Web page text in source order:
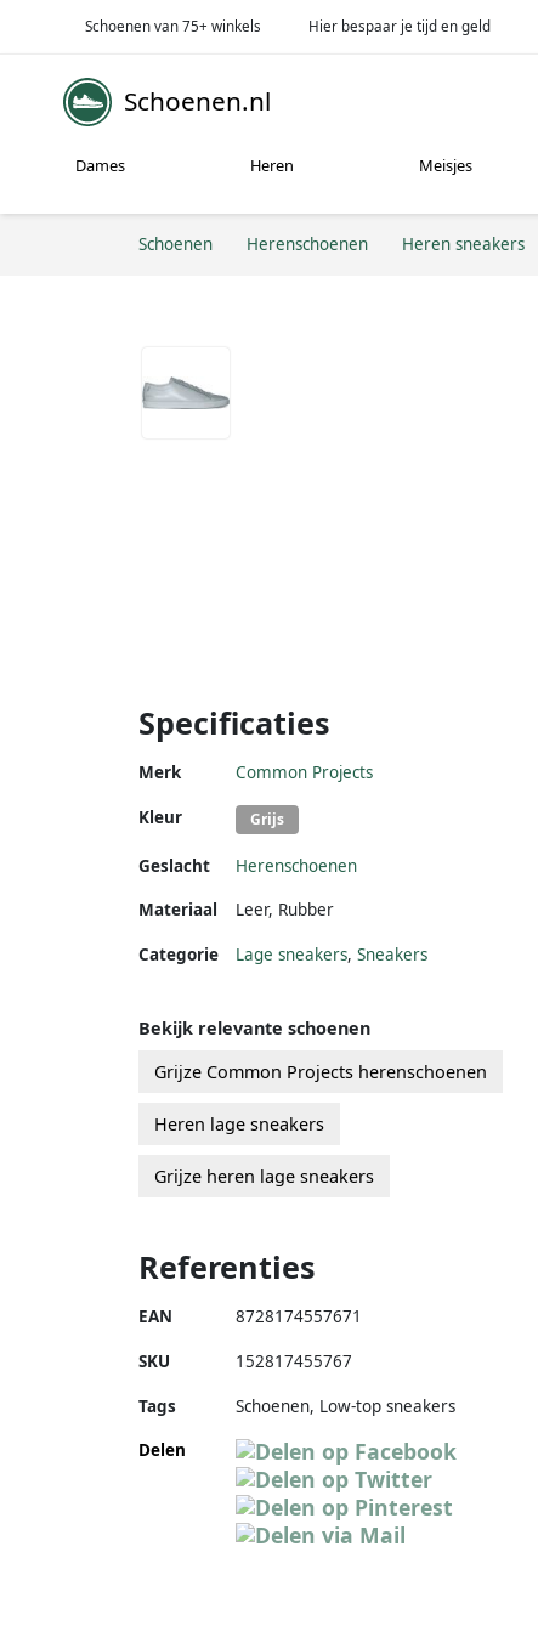
Schoenen van 75+ winkels Hier bespaar je tijd en geld
Schoenen.nl
Dames Heren Meisjes
Schoenen Herenschoenen Heren sneakers
Specificaties
Merk Common Projects
Kleur Grijs
Geslacht
Herenschoenen
Materiaal
Leer, Rubber
Categorie Lage sneakers, Sneakers
Bekijk relevante schoenen
Grijze Common Projects herenschoenen
Heren lage sneakers
Grijze heren lage sneakers
Referenties
EAN 8728174557671
SKU 152817455767
Tags
Schoenen, Low-top sneakers
Delen